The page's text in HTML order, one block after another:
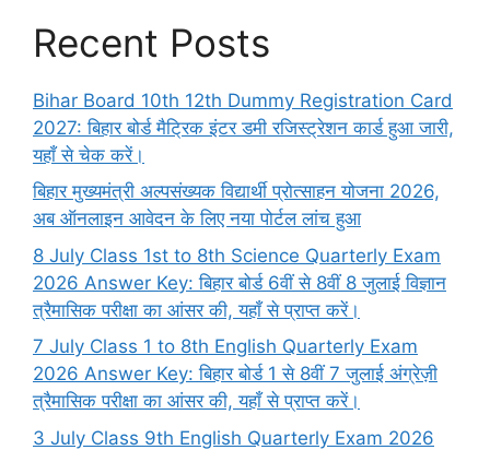
Recent Posts
Bihar Board 10th 12th Dummy Registration Card
2027: बिहार बोर्ड मैट्रिक इंटर डमी रजिस्ट्रेशन कार्ड हुआ जारी,
यहाँ से चेक करें।
बिहार मुख्यमंत्री अल्पसंख्यक विद्यार्थी प्रोत्साहन योजना 2026,
अब ऑनलाइन आवेदन के लिए नया पोर्टल लांच हुआ
8 July Class 1st to 8th Science Quarterly Exam
2026 Answer Key: बिहार बोर्ड 6वीं से 8वीं 8 जुलाई विज्ञान
त्रैमासिक परीक्षा का आंसर की, यहाँ से प्राप्त करें।
7 July Class 1 to 8th English Quarterly Exam
2026 Answer Key: बिहार बोर्ड 1 से 8वीं 7 जुलाई अंग्रेज़ी
त्रैमासिक परीक्षा का आंसर की, यहाँ से प्राप्त करें।
3 July Class 9th English Quarterly Exam 2026